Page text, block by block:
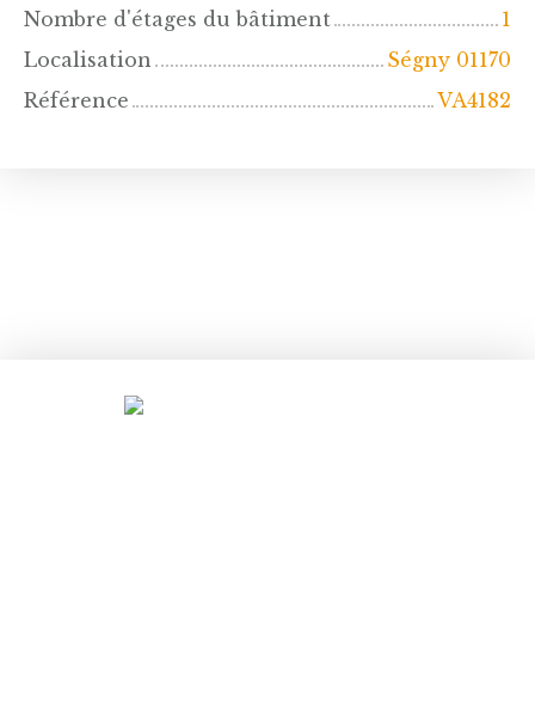
Nombre d'étages du bâtiment
1
Localisation
Ségny 01170
Référence
VA4182